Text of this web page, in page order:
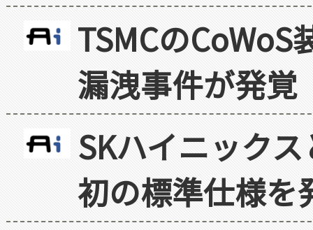
TSMCの
漏洩事件が発覚
SKハイニック
初の標準仕様を